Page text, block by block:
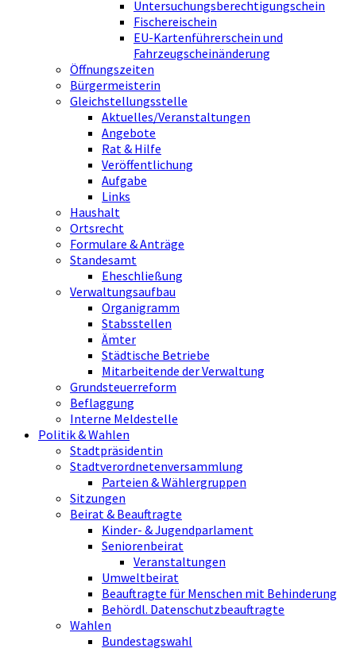
Untersuchungsberechtigungschein
Fischereischein
EU-Kartenführerschein und
Fahrzeugscheinänderung
Öffnungszeiten
Bürgermeisterin
Gleichstellungsstelle
Aktuelles/Veranstaltungen
Angebote
Rat & Hilfe
Veröffentlichung
Aufgabe
Links
Haushalt
Ortsrecht
Formulare & Anträge
Standesamt
Eheschließung
Verwaltungsaufbau
Organigramm
Stabsstellen
Ämter
Städtische Betriebe
Mitarbeitende der Verwaltung
Grundsteuerreform
Beflaggung
Interne Meldestelle
Politik & Wahlen
Stadtpräsidentin
Stadtverordnetenversammlung
Parteien & Wählergruppen
Sitzungen
Beirat & Beauftragte
Kinder- & Jugendparlament
Seniorenbeirat
Veranstaltungen
Umweltbeirat
Beauftragte für Menschen mit Behinderung
Behördl. Datenschutzbeauftragte
Wahlen
Bundestagswahl